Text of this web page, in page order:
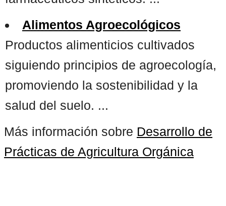
Alimentos Agroecológicos
Productos alimenticios cultivados
siguiendo principios de agroecología,
promoviendo la sostenibilidad y la
salud del suelo. ...
Más información sobre Desarrollo de
Prácticas de Agricultura Orgánica